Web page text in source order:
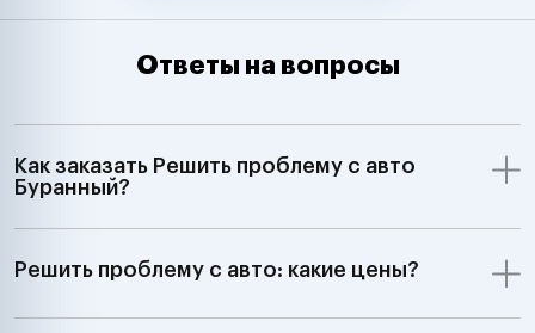
Ответы на вопросы
Как заказать Решить проблему с авто
Буранный?
Решить проблему с авто: какие цены?